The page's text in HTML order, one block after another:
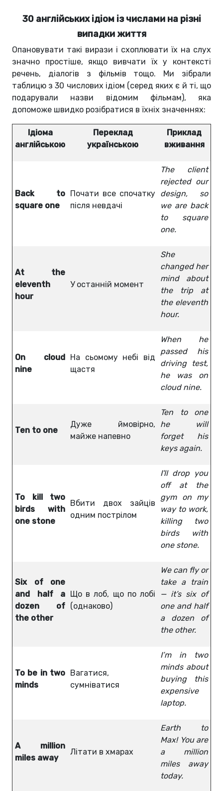
30 англійських ідіом із числами на різні
випадки життя
Опановувати такі вирази і схоплювати їх на слух
значно простіше, якщо вивчати їх у контексті
речень, діалогів з фільмів тощо. Ми зібрали
таблицю з 30 числових ідіом (серед яких є й ті, що
подарували назви відомим фільмам), яка
допоможе швидко розібратися в їхніх значеннях:
Ідіома
англійською
Переклад
українською
Приклад
вживання
Back to
square one
Почати все спочатку
після невдачі
The client
rejected our
design, so
we are back
to square
one.
At the
eleventh
hour
У останній момент
She
changed her
mind about
the trip at
the eleventh
hour.
On cloud
nine
На сьомому небі від
щастя
When he
passed his
driving test,
he was on
cloud nine.
Ten to one
Дуже ймовірно,
майже напевно
Ten to one
he will
forget his
keys again.
To kill two
birds with
one stone
Вбити двох зайців
одним пострілом
I'll drop you
off at the
gym on my
way to work,
killing two
birds with
one stone.
Six of one
and half a
dozen of
the other
Що в лоб, що по лобі
(однаково)
We can fly or
take a train
— it’s six of
one and half
a dozen of
the other.
To be in two
minds
Вагатися,
сумніватися
I’m in two
minds about
buying this
expensive
laptop.
A million
miles away
Літати в хмарах
Earth to
Max! You are
a million
miles away
today.